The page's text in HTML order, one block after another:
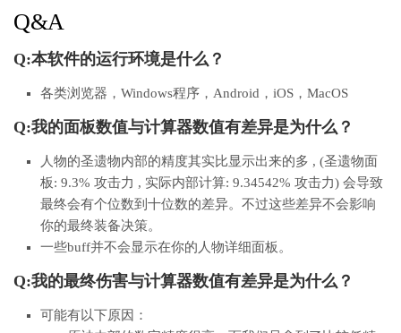
Q&A
Q:本软件的运行环境是什么？
各类浏览器，Windows程序，Android，iOS，MacOS
Q:我的面板数值与计算器数值有差异是为什么？
人物的圣遗物内部的精度其实比显示出来的多 , (圣遗物面
板: 9.3% 攻击力 , 实际内部计算: 9.34542% 攻击力) 会导致
最终会有个位数到十位数的差异。不过这些差异不会影响
你的最终装备决策。
一些buff并不会显示在你的人物详细面板。
Q:我的最终伤害与计算器数值有差异是为什么？
可能有以下原因：